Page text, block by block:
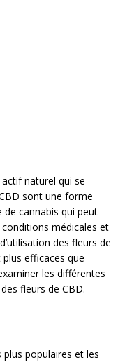
naturel qui se
sont une forme
cannabis qui peut
médicales et
des fleurs de
efficaces que
les différentes
fleurs de CBD.
plus populaires et les